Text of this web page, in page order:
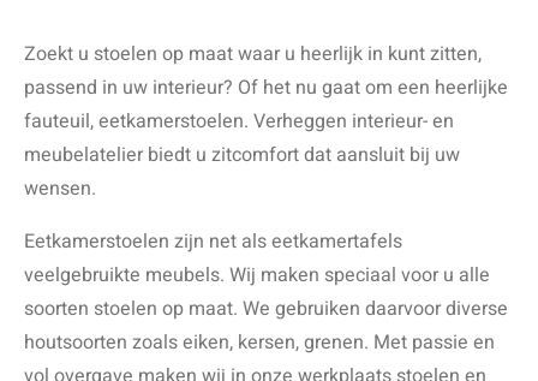
Zoekt u stoelen op maat waar u heerlijk in kunt zitten,
passend in uw interieur? Of het nu gaat om een heerlijke
fauteuil, eetkamerstoelen. Verheggen interieur- en
meubelatelier biedt u zitcomfort dat aansluit bij uw
wensen.
Eetkamerstoelen zijn net als eetkamertafels
veelgebruikte meubels. Wij maken speciaal voor u alle
soorten stoelen op maat. We gebruiken daarvoor diverse
houtsoorten zoals eiken, kersen, grenen. Met passie en